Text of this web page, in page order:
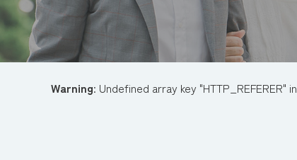
Warning: Undefined array key "HTTP_REFERER" in